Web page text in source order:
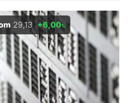
29,13 +6,00%